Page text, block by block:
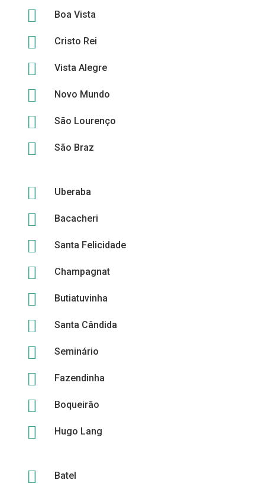
 Boa Vista
 Cristo Rei
 Vista Alegre
 Novo Mundo
 São Lourenço
 São Braz
 Uberaba
 Bacacheri
 Santa Felicidade
 Champagnat
 Butiatuvinha
 Santa Cândida
 Seminário
 Fazendinha
 Boqueirão
 Hugo Lang
 Batel